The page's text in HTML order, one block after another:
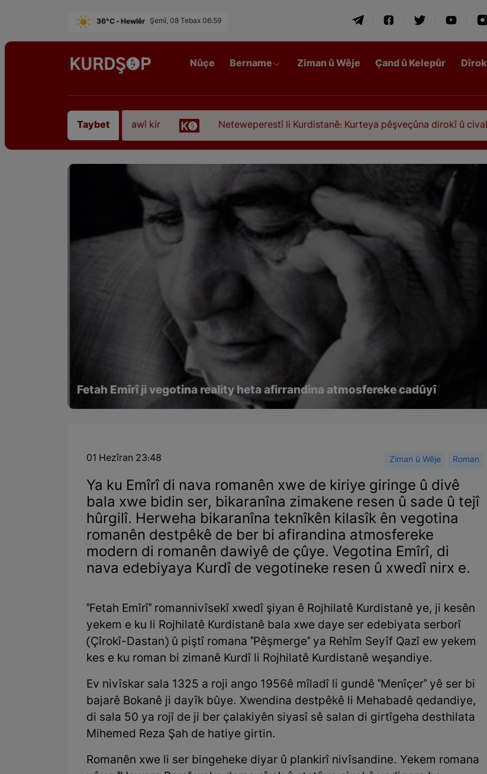
36°C - Hewlêr Şemî, 08 Tebax 06:59
Nûçe Bername Ziman û Wêje Çand û Kelepûr Dîrok
Taybet
Sofyanî” koça dawî kir Neteweperestî li Kurdistanê: Kurteya pêşveçûna dirokî û civakî-siyasî
Fetah Emîrî ji vegotina reality heta afirrandina atmosfereke cadûyî
01 Hezîran 23:48 Ziman û Wêje Roman
Ya ku Emîrî di nava romanên xwe de kiriye giringe û divê
bala xwe bidin ser, bikaranîna zimakene resen û sade û tejî
hûrgilî. Herweha bikaranîna teknîkên kilasîk ên vegotina
romanên destpêkê de ber bi afirandina atmosfereke
modern di romanên dawiyê de çûye. Vegotina Emîrî, di
nava edebiyaya Kurdî de vegotineke resen û xwedî nirx e.
"Fetah Emîrî" romannivîsekî xwedî şiyan ê Rojhilatê Kurdistanê ye, ji kesên
yekem e ku li Rojhilatê Kurdistanê bala xwe daye ser edebiyata serborî
(Çîrokî-Dastan) û piştî romana "Pêşmerge" ya Rehîm Seyîf Qazî ew yekem
kes e ku roman bi zimanê Kurdî li Rojhilatê Kurdistanê weşandiye.
Ev nivîskar sala 1325 a roji ango 1956ê mîladî li gundê "Menîçer" yê ser bi
bajarê Bokanê ji dayîk bûye. Xwendina destpêkê li Mehabadê qedandiye,
di sala 50 ya rojî de ji ber çalakiyên siyasî sê salan di girtîgeha desthilata
Mihemed Reza Şah de hatiye girtin.
Romanên xwe li ser bingeheke diyar û plankirî nivîsandine. Yekem romana